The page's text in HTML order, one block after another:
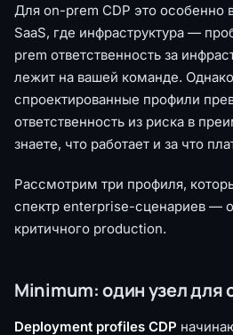
Для on-prem CDP это особенно
SaaS, где инфраструктура —
prem ответственность за
лежит на вашей команде.
спроектированные профили
ответственность из риска в
знаете, что работает и за что
Рассмотрим три профиля,
спектр enterprise-сценариев —
критичного production.
Minimum: один узел для
Deployment profiles CDP